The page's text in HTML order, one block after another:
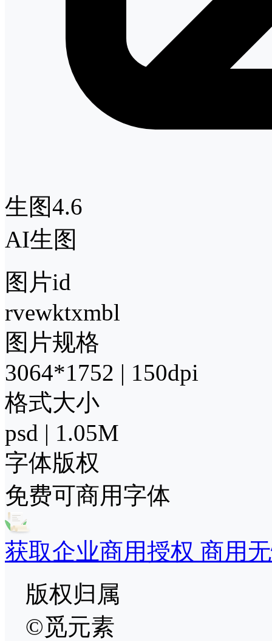
生图4.6
AI生图
图片id
rvewktxmbl
图片规格
3064*1752 | 150dpi
格式大小
psd | 1.05M
字体版权
免费可商用字体
获取企业商用授权 商用
版权归属
©觅元素